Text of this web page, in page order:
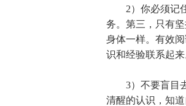
2）你必须记住
务。第三，只有
身体一样。有效
识和经验联系起来
3）不要盲目去
清醒的认识，知